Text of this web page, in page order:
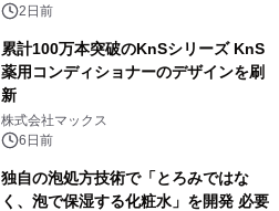
2日前
累計100万本突破のKnSシリーズ KnS
薬用コンディショナーのデザインを刷
新
株式会社マックス
6日前
独自の泡処方技術で「とろみではな
く、泡で保湿する化粧水」を開発 必要